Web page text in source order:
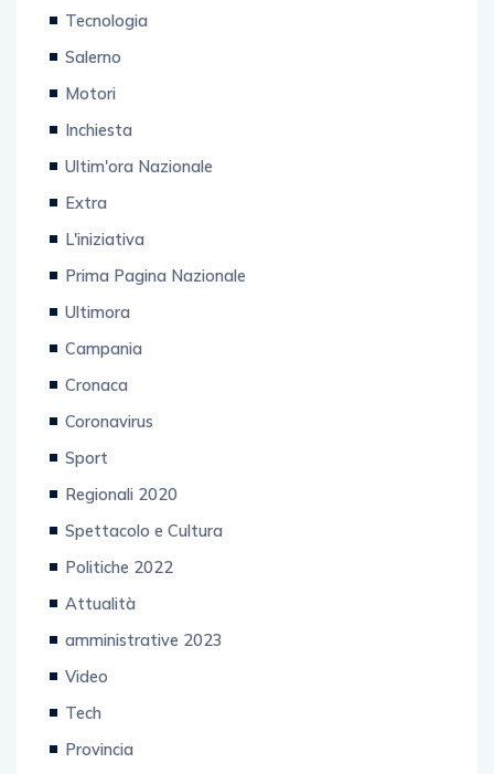
Tecnologia
Salerno
Motori
Inchiesta
Ultim'ora Nazionale
Extra
L'iniziativa
Prima Pagina Nazionale
Ultimora
Campania
Cronaca
Coronavirus
Sport
Regionali 2020
Spettacolo e Cultura
Politiche 2022
Attualità
amministrative 2023
Video
Tech
Provincia